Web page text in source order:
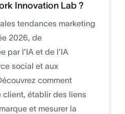
Innovation Lab ?
tendances marketing
2026, de
par l’IA et de l’IA
social et aux
comment
client, établir des liens
et mesurer la